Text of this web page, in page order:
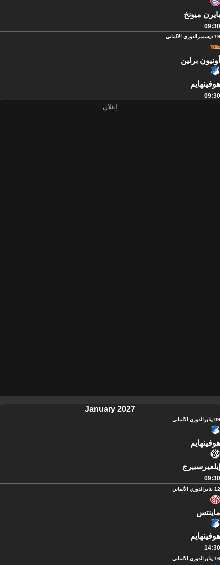
بايرن ميونخ
09:30
19 ديسمبر الدوري الألماني
أونيون برلين
هوفينهايم
09:30
January 2027
09 يناير الدوري الألماني
هوفينهايم
إيلفيرسبيرج
09:30
12 يناير الدوري الألماني
ماينتس
هوفينهايم
14:30
16 يناير الدوري الألماني